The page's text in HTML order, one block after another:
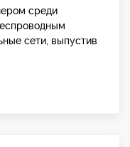
среди
сети, выпустив